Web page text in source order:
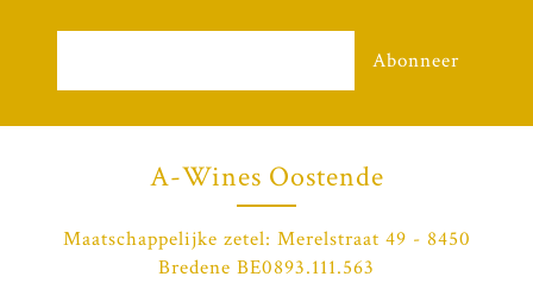
Abonneer
A-Wines Oostende
Maatschappelijke zetel: Merelstraat 49 - 8450
Bredene BE0893.111.563